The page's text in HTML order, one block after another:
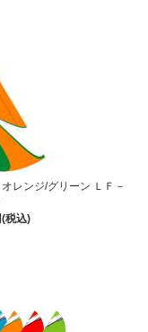
レンジ/グリーン ＬＦ－
税込)